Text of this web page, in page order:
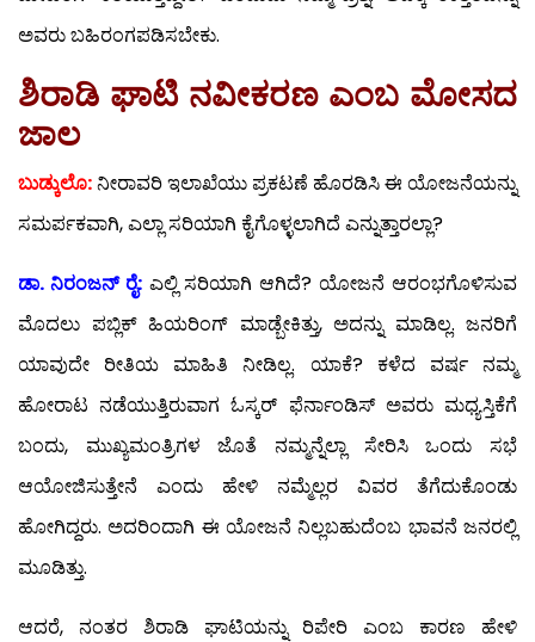
ಅವರು ಬಹಿರಂಗಪಡಿಸಬೇಕು.
ಶಿರಾಡಿ ಘಾಟಿ ನವೀಕರಣ ಎಂಬ ಮೋಸದ
ಜಾಲ
ಬುಡ್ಕುಲೊ:ನೀರಾವರಿ ಇಲಾಖೆಯು ಪ್ರಕಟಣೆ ಹೊರಡಿಸಿ ಈ ಯೋಜನೆಯನ್ನು
ಸಮರ್ಪಕವಾಗಿ, ಎಲ್ಲಾ ಸರಿಯಾಗಿ ಕೈಗೊಳ್ಳಲಾಗಿದೆ ಎನ್ನುತ್ತಾರಲ್ಲಾ?
ಡಾ. ನಿರಂಜನ್ ರೈ:ಎಲ್ಲಿ ಸರಿಯಾಗಿ ಆಗಿದೆ? ಯೋಜನೆ ಆರಂಭಗೊಳಿಸುವ
ಮೊದಲು ಪಬ್ಲಿಕ್ ಹಿಯರಿಂಗ್ ಮಾಡ್ಬೇಕಿತ್ತು, ಅದನ್ನು ಮಾಡಿಲ್ಲ. ಜನರಿಗೆ
ಯಾವುದೇ ರೀತಿಯ ಮಾಹಿತಿ ನೀಡಿಲ್ಲ. ಯಾಕೆ? ಕಳೆದ ವರ್ಷ ನಮ್ಮ
ಹೋರಾಟ ನಡೆಯುತ್ತಿರುವಾಗ ಓಸ್ಕರ್ ಫೆರ್ನಾಂಡಿಸ್ ಅವರು ಮಧ್ಯಸ್ತಿಕೆಗೆ
ಬಂದು, ಮುಖ್ಯಮಂತ್ರಿಗಳ ಜೊತೆ ನಮ್ಮನ್ನೆಲ್ಲಾ ಸೇರಿಸಿ ಒಂದು ಸಭೆ
ಆಯೋಜಿಸುತ್ತೇನೆ ಎಂದು ಹೇಳಿ ನಮ್ಮೆಲ್ಲರ ವಿವರ ತೆಗೆದುಕೊಂಡು
ಹೋಗಿದ್ದರು. ಅದರಿಂದಾಗಿ ಈ ಯೋಜನೆ ನಿಲ್ಲಬಹುದೆಂಬ ಭಾವನೆ ಜನರಲ್ಲಿ
ಮೂಡಿತ್ತು.
ಆದರೆ, ನಂತರ ಶಿರಾಡಿ ಘಾಟಿಯನ್ನು ರಿಪೇರಿ ಎಂಬ ಕಾರಣ ಹೇಳಿ